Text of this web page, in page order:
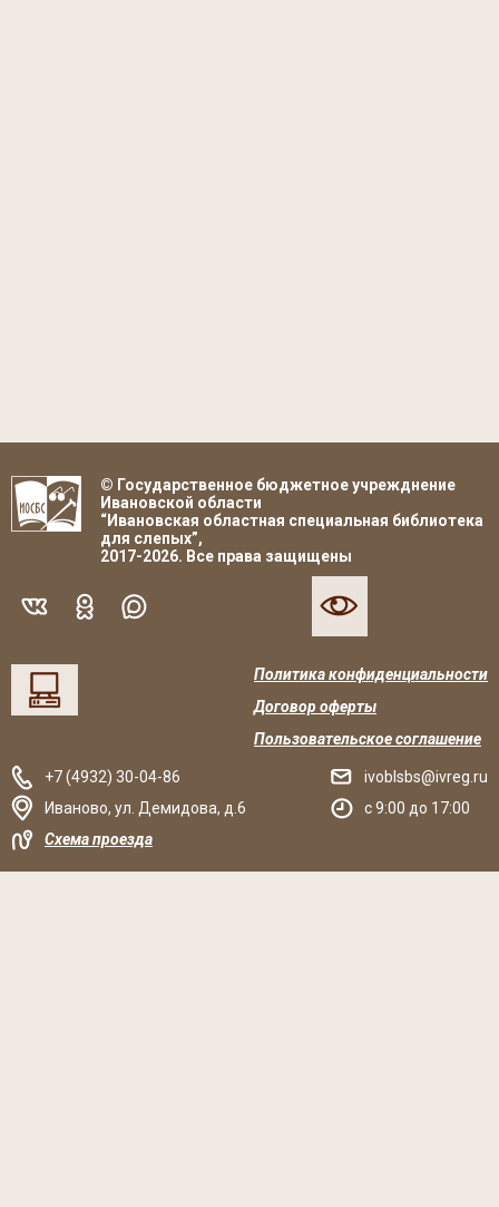
© Государственное бюджетное учрежднение
Ивановской области
“Ивановская областная специальная библиотека
для слепых”,
2017-2026. Все права защищены
Политика конфиденциальности
Договор оферты
Пользовательское соглашение
+7 (4932) 30-04-86
Иваново, ул. Демидова, д.6
Схема проезда
ivoblsbs@ivreg.ru
c 9:00 до 17:00